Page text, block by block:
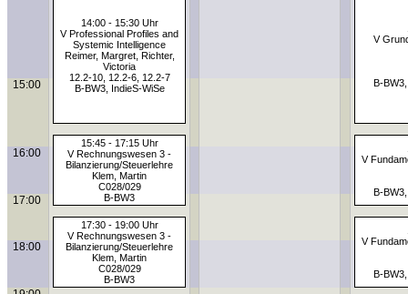
14:00 - 15:30 Uhr
V Professional Profiles and
Systemic Intelligence
Reimer, Margret, Richter,
Victoria
12.2-10, 12.2-6, 12.2-7
B-BW3, IndieS-WiSe
V
B-
15:00
15:45 - 17:15 Uhr
V Rechnungswesen 3 -
Bilanzierung/Steuerlehre
Klem, Martin
C028/029
B-BW3
V
B-
16:00
17:00
17:30 - 19:00 Uhr
V Rechnungswesen 3 -
Bilanzierung/Steuerlehre
Klem, Martin
C028/029
B-BW3
V
B-
18:00